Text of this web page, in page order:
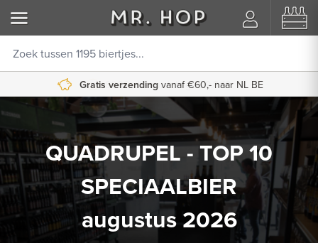
Gratis verzending vanaf €60,- naar NL BE
QUADRUPEL - TOP 10
SPECIAALBIER
augustus 2026